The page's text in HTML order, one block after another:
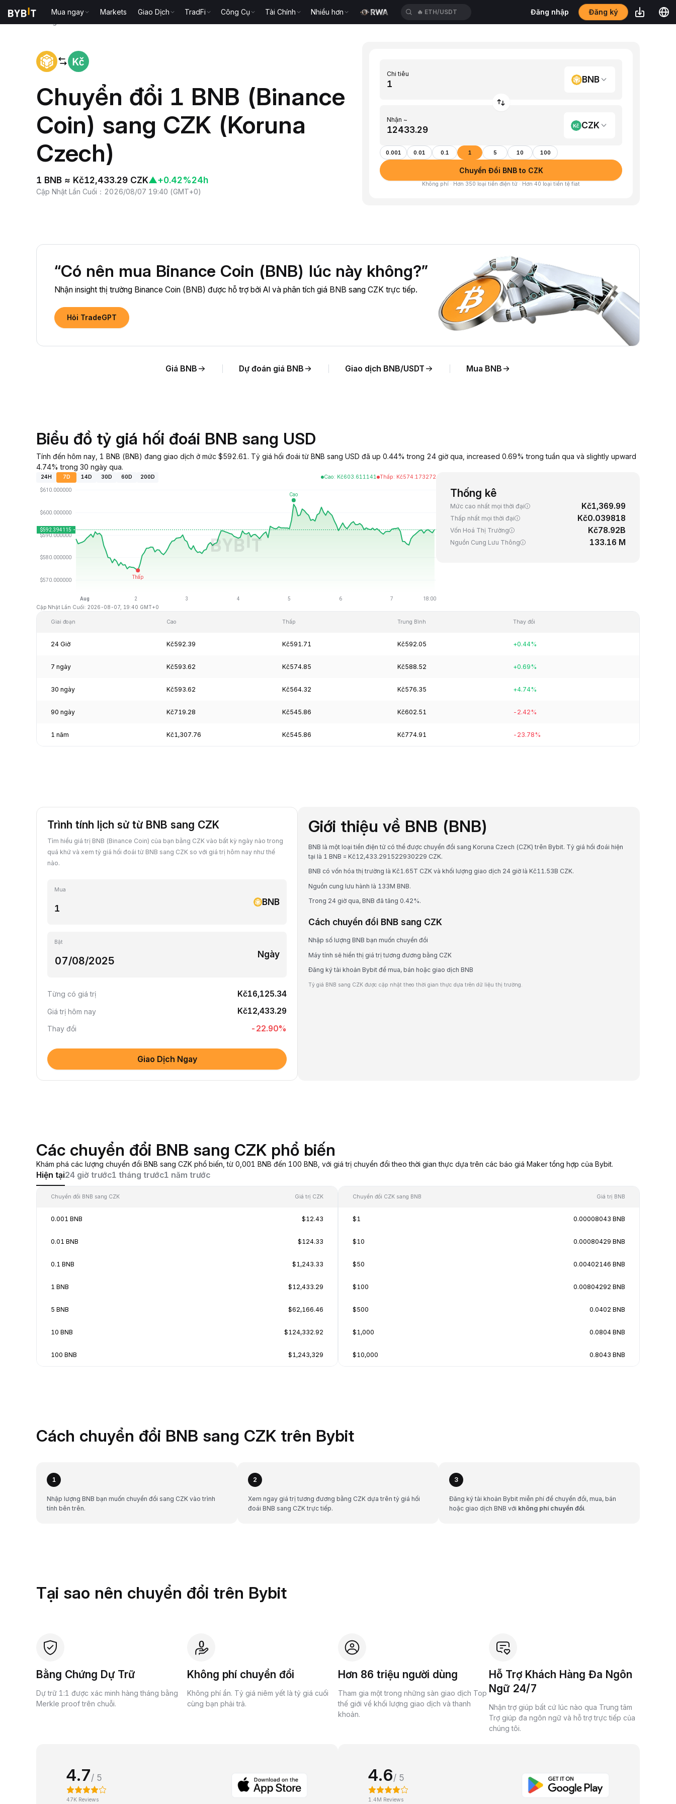
Mua ngay Markets Giao Dịch TradFi Công Cụ Tài Chính Nhiều hơn 🔥 SPCXUSDT Đăng nhập Đăng ký
Chuyển đổi 1 BNB (Binance
Coin) sang CZK (Koruna
Czech)
1 BNB ≈ Kč12,433.29 CZK▲+0.42%24h
Cập Nhật Lần Cuối ： 2026/08/07 19:40 (GMT+0)
Chi tiêu
BNB
Nhận ~
CZK
0.001 0.01 0.1 1 5 10 100
Chuyển Đổi BNB to CZK
Không phí · Hơn 350 loại tiền điện tử · Hơn 40 loại tiền tệ fiat
“Có nên mua Binance Coin (BNB) lúc này không?”
Nhận insight thị trường Binance Coin (BNB) được hỗ trợ bởi AI và phân tích giá BNB sang CZK trực tiếp.
Hỏi TradeGPT
Giá BNB Dự đoán giá BNB Giao dịch BNB/USDT Mua BNB
Biểu đồ tỷ giá hối đoái BNB sang USD
Tính đến hôm nay, 1 BNB (BNB) đang giao dịch ở mức $592.61. Tỷ giá hối đoái từ BNB sang USD đã up 0.44% trong 24 giờ qua, increased 0.69% trong tuần qua và slightly upward
4.74% trong 30 ngày qua.
24H 7D 14D 30D 60D 200D Cao: Kč603.611141 Thấp: Kč574.173272
Cập Nhật Lần Cuối: 2026-08-07, 19:40 GMT+0
Thống kê
Mức cao nhất mọi thời đại Kč1,369.99
Thấp nhất mọi thời đại Kč0.039818
Vốn Hoá Thị Trường Kč78.92B
Nguồn Cung Lưu Thông 133.16 M
Giai đoạn Cao Thấp Trung Bình Thay đổi
24 Giờ Kč592.39 Kč591.71 Kč592.05 +0.44%
7 ngày Kč593.62 Kč574.85 Kč588.52 +0.69%
30 ngày Kč593.62 Kč564.32 Kč576.35 +4.74%
90 ngày Kč719.28 Kč545.86 Kč602.51 -2.42%
1 năm Kč1,307.76 Kč545.86 Kč774.91 -23.78%
Trình tính lịch sử từ BNB sang CZK
Tìm hiểu giá trị BNB (Binance Coin) của bạn bằng CZK vào bất kỳ ngày nào trong
quá khứ và xem tỷ giá hối đoái từ BNB sang CZK so với giá trị hôm nay như thế
nào.
Mua
BNB
Bật
Ngày
Từng có giá trị Kč16,125.34
Giá trị hôm nay Kč12,433.29
Thay đổi -22.90%
Giao Dịch Ngay
Giới thiệu về BNB (BNB)
BNB là một loại tiền điện tử có thể được chuyển đổi sang Koruna Czech (CZK) trên Bybit. Tỷ giá hối đoái hiện
tại là 1 BNB = Kč12,433.291522930229 CZK.
BNB có vốn hóa thị trường là Kč1.65T CZK và khối lượng giao dịch 24 giờ là Kč11.53B CZK.
Nguồn cung lưu hành là 133M BNB.
Trong 24 giờ qua, BNB đã tăng 0.42%.
Cách chuyển đổi BNB sang CZK
Nhập số lượng BNB bạn muốn chuyển đổi
Máy tính sẽ hiển thị giá trị tương đương bằng CZK
Đăng ký tài khoản Bybit để mua, bán hoặc giao dịch BNB
Tỷ giá BNB sang CZK được cập nhật theo thời gian thực dựa trên dữ liệu thị trường.
Các chuyển đổi BNB sang CZK phổ biến
Khám phá các lượng chuyển đổi BNB sang CZK phổ biến, từ 0,001 BNB đến 100 BNB, với giá trị chuyển đổi theo thời gian thực dựa trên các báo giá Maker tổng hợp của Bybit.
Hiện tại24 giờ trước1 tháng trước1 năm trước
Chuyển đổi BNB sang CZK Giá trị CZK
0.001 BNB $12.43
0.01 BNB $124.33
0.1 BNB $1,243.33
1 BNB $12,433.29
5 BNB $62,166.46
10 BNB $124,332.92
100 BNB $1,243,329
Chuyển đổi CZK sang BNB Giá trị BNB
$1 0.00008043 BNB
$10 0.00080429 BNB
$50 0.00402146 BNB
$100 0.00804292 BNB
$500 0.0402 BNB
$1,000 0.0804 BNB
$10,000 0.8043 BNB
Cách chuyển đổi BNB sang CZK trên Bybit
1
Nhập lượng BNB bạn muốn chuyển đổi sang CZK vào trình
tính bên trên.
2
Xem ngay giá trị tương đương bằng CZK dựa trên tỷ giá hối
đoái BNB sang CZK trực tiếp.
3
Đăng ký tài khoản Bybit miễn phí để chuyển đổi, mua, bán
hoặc giao dịch BNB với không phí chuyển đổi.
Tại sao nên chuyển đổi trên Bybit
Bằng Chứng Dự Trữ
Dự trữ 1:1 được xác minh hàng tháng bằng
Merkle proof trên chuỗi.
Không phí chuyển đổi
Không phí ẩn. Tỷ giá niêm yết là tỷ giá cuối
cùng bạn phải trả.
Hơn 86 triệu người dùng
Tham gia một trong những sàn giao dịch Top
thế giới về khối lượng giao dịch và thanh
khoản.
Hỗ Trợ Khách Hàng Đa Ngôn
Ngữ 24/7
Nhận trợ giúp bất cứ lúc nào qua Trung tâm
Trợ giúp đa ngôn ngữ và hỗ trợ trực tiếp của
chúng tôi.
4.7/ 5
47K Reviews
4.6/ 5
1.4M Reviews